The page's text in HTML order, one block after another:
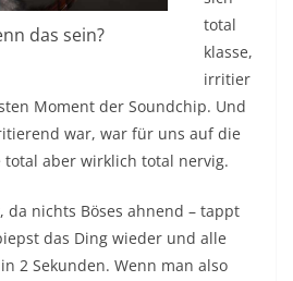
das sein?
total
klasse,
irritier
Moment der Soundchip. Und
war, war für uns auf die
total aber wirklich total nervig.
da nichts Böses ahnend – tappt
das Ding wieder und alle
2 Sekunden. Wenn man also